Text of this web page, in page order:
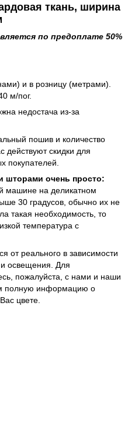
ткань, ширина
по предоплате 50%
и в розницу (метрами).
м/пог.
недостача из-за
пошив и количество
действуют скидки для
покупателей.
шторами очень просто:
машине на деликатном
30 градусов, обычно их не
такая необходимость, то
температура с
от реального в зависимости
освещения. Для
пожалуйста, с нами и наши
полную информацию о
цвете.